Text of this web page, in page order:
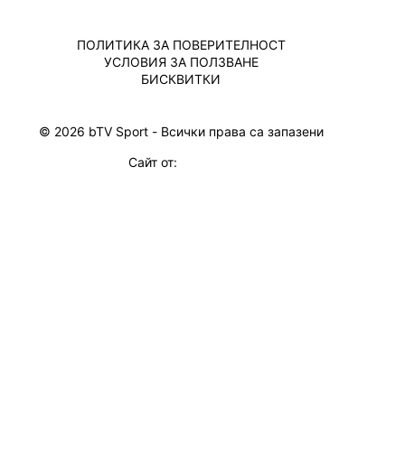
© 2026 bTV Sport - Всички права са запазени
ПОЛИТИКА ЗА ПОВЕРИТЕЛНОСТ
УСЛОВИЯ ЗА ПОЛЗВАНЕ
БИСКВИТКИ
Сайт от: